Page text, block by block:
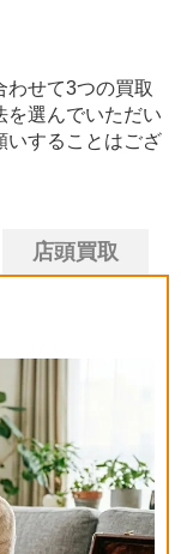
わせて3つの買取
を選んでいただい
いすることはござ
店頭買取